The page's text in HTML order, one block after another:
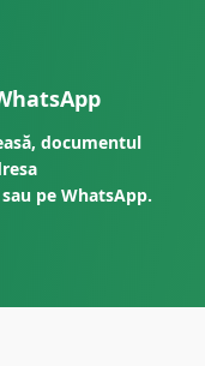
documentul
pe WhatsApp.